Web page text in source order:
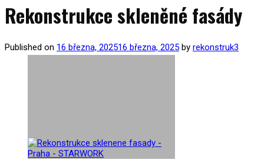
Rekonstrukce skleněné fasády
Published on 16 března, 202516 března, 2025 by rekonstruk3